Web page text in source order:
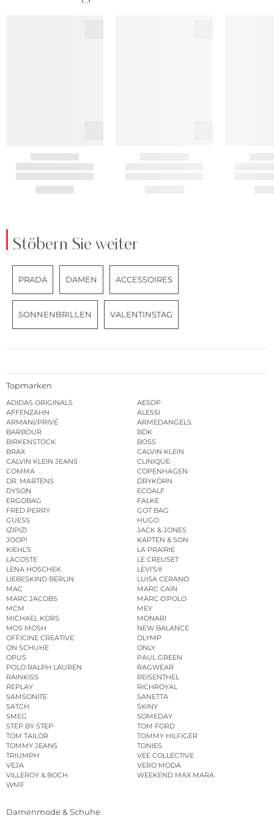
Stöbern Sie weiter
PRADA DAMEN ACCESSOIRES
SONNENBRILLEN VALENTINSTAG
Topmarken
ADIDAS ORIGINALS
AESOP
AFFENZAHN
ALESSI
ARMANI/PRIVÉ
ARMEDANGELS
BARBOUR
BDK
BIRKENSTOCK
BOSS
BRAX
CALVIN KLEIN
CALVIN KLEIN JEANS
CLINIQUE
COMMA
COPENHAGEN
DR. MARTENS
DRYKORN
DYSON
ECOALF
ERGOBAG
FALKE
FRED PERRY
GOT BAG
GUESS
HUGO
IZIPIZI
JACK & JONES
JOOP!
KAPTEN & SON
KIEHL’S
LA PRAIRIE
LACOSTE
LE CREUSET
LENA HOSCHEK
LEVI’S®
LIEBESKIND BERLIN
LUISA CERANO
MAC
MARC CAIN
MARC JACOBS
MARC O’POLO
MCM
MEY
MICHAEL KORS
MONARI
MOS MOSH
NEW BALANCE
OFFICINE CREATIVE
OLYMP
ON SCHUHE
ONLY
OPUS
PAUL GREEN
POLO RALPH LAUREN
RAGWEAR
RAINKISS
REISENTHEL
REPLAY
RICHROYAL
SAMSONITE
SANETTA
SATCH
SKINY
SMEG
SOMEDAY
STEP BY STEP
TOM FORD
TOM TAILOR
TOMMY HILFIGER
TOMMY JEANS
TONIES
TRIUMPH
VEE COLLECTIVE
VEJA
VERO MODA
VILLEROY & BOCH
WEEKEND MAX MARA
WMF
Damenmode & Schuhe